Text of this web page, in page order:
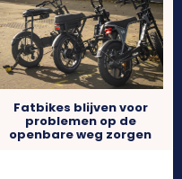
Fatbikes blijven voor
problemen op de
openbare weg zorgen